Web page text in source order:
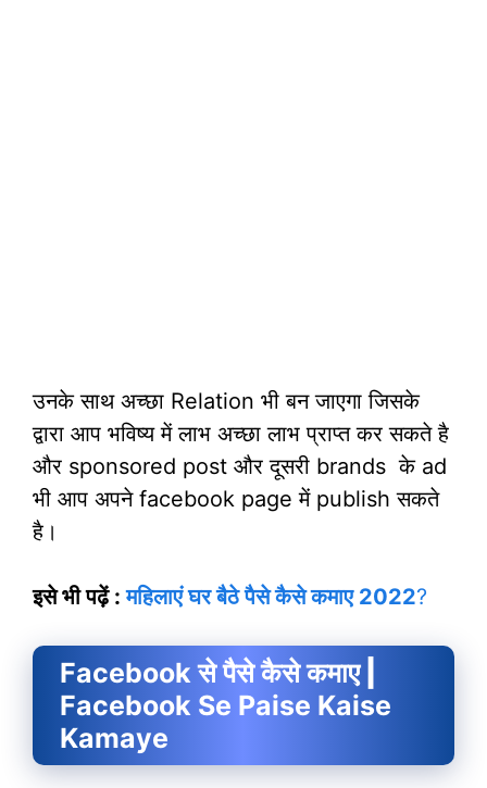
उनके साथ अच्छा Relation भी बन जाएगा जिसके
द्वारा आप भविष्य में लाभ अच्छा लाभ प्राप्त कर सकते है
और sponsored post और दूसरी brands के ad
भी आप अपने facebook page में publish सकते
है।
इसे भी पढ़ें :महिलाएं घर बैठे पैसे कैसे कमाए 2022?
Facebook से पैसे कैसे कमाए|
Facebook Se Paise Kaise
Kamaye